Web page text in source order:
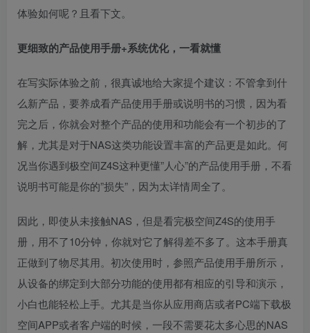
体验如何呢？且看下文。
更细致的产品使用手册+系统优化，一看就懂
在写实际体验之前，很真诚地给大家提个建议：不管拿到什
么新产品，要养成看产品使用手册或说明书的习惯，因为看
完之后，你就会对整个产品的使用和功能会有一个初步的了
解，尤其是对于NAS这类功能设置丰富的产品更是如此。何
况当你遇到极空间Z4S这种更懂”人心”的产品使用手册，不看
说明书可能是你的”损失”，因为太详情周全了。
因此，即使从未接触NAS，但是看完极空间Z4S的使用手
册，用不了10分钟，你就对它了解得差不多了。这本手册真
正做到了物尽其用。初次使用时，参照产品使用手册所示，
从设备的绑定到大部分功能的使用都有相应的引导和演示，
小白也能轻松上手。尤其是当你从应用商店或者PC端下载极
空间APP或者客户端的时候，一段不需要花太多心思的NAS